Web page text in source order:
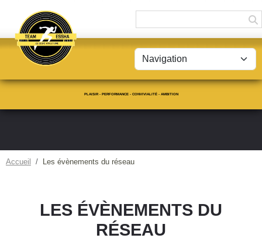
PLAISIR - PERFORMANCE - CONVIVIALITÉ - AMBITION
Accueil Les évènements du réseau
LES ÉVÈNEMENTS DU
RÉSEAU